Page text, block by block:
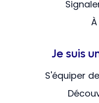
Je suis
S'équiper